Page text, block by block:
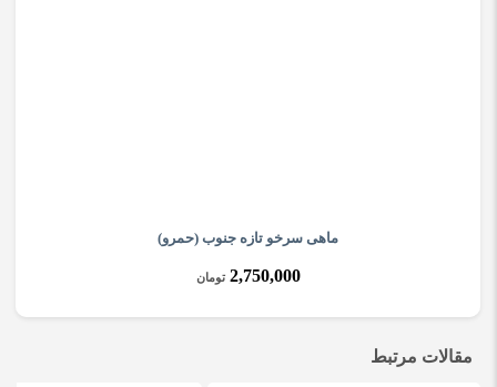
ماهی سرخو تازه جنوب (حمرو)
2,750,000 تومان
مقالات مرتبط